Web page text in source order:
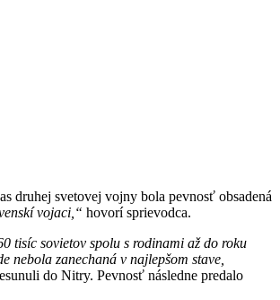
druhej svetovej vojny bola pevnosť obsadená
vojaci,“ hovorí sprievodca.
tisíc sovietov spolu s rodinami až do roku
zanechaná v najlepšom stave,
do Nitry. Pevnosť následne predalo